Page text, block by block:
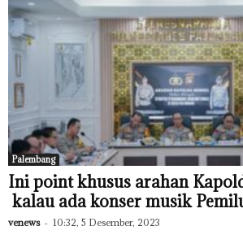
Palembang
Ini point khusus arahan
kalau ada konser musik
venews - 10:32, 5 Desember, 2023